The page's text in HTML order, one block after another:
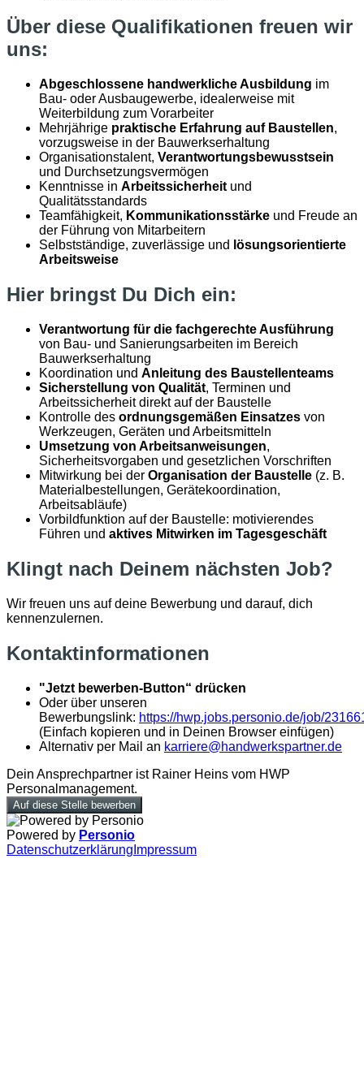
Über diese Qualifikationen freuen wir
uns:
Abgeschlossene handwerkliche Ausbildung im
Bau- oder Ausbaugewerbe, idealerweise mit
Weiterbildung zum Vorarbeiter
Mehrjährige praktische Erfahrung auf Baustellen,
vorzugsweise in der Bauwerkserhaltung
Organisationstalent, Verantwortungsbewusstsein
und Durchsetzungsvermögen
Kenntnisse in Arbeitssicherheit und
Qualitätsstandards
Teamfähigkeit, Kommunikationsstärke und Freude an
der Führung von Mitarbeitern
Selbstständige, zuverlässige und lösungsorientierte
Arbeitsweise
Hier bringst Du Dich ein:
Verantwortung für die fachgerechte Ausführung
von Bau- und Sanierungsarbeiten im Bereich
Bauwerkserhaltung
Koordination und Anleitung des Baustellenteams
Sicherstellung von Qualität, Terminen und
Arbeitssicherheit direkt auf der Baustelle
Kontrolle des ordnungsgemäßen Einsatzes von
Werkzeugen, Geräten und Arbeitsmitteln
Umsetzung von Arbeitsanweisungen,
Sicherheitsvorgaben und gesetzlichen Vorschriften
Mitwirkung bei der Organisation der Baustelle (z. B.
Materialbestellungen, Gerätekoordination,
Arbeitsabläufe)
Vorbildfunktion auf der Baustelle: motivierendes
Führen und aktives Mitwirken im Tagesgeschäft
Klingt nach Deinem nächsten Job?
Wir freuen uns auf deine Bewerbung und darauf, dich
kennenzulernen.
Kontaktinformationen
"Jetzt bewerben-Button“ drücken
Oder über unseren
Bewerbungslink: https://hwp.jobs.personio.de/job/
(Einfach kopieren und in Deinen Browser einfügen)
Alternativ per Mail an karriere@handwerkspartner.de
Dein Ansprechpartner ist Rainer Heins vom HWP
Personalmanagement.
Auf diese Stelle bewerben
Powered by Personio
Datenschutzerklärung Impressum